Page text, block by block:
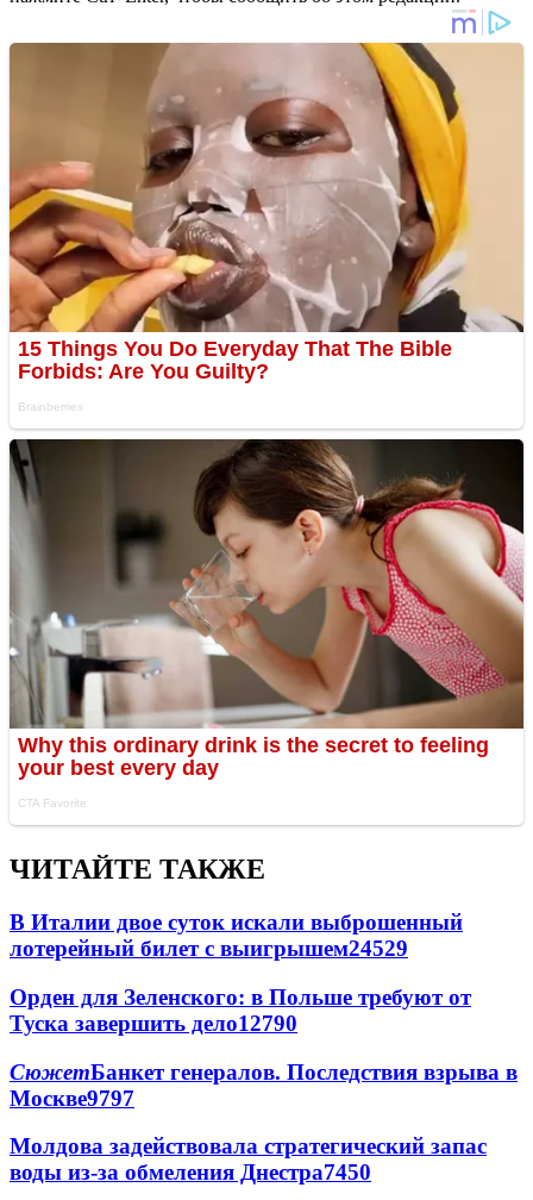
ЧИТАЙТЕ ТАКЖЕ
В Италии двое суток искали выброшенный
лотерейный билет с выигрышем24529
Орден для Зеленского: в Польше требуют от
Туска завершить дело12790
СюжетБанкет генералов. Последствия взрыва в
Москве9797
Молдова задействовала стратегический запас
воды из-за обмеления Днестра7450